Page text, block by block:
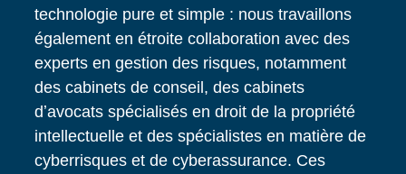
technologie pure et simple : nous travaillons
également en étroite collaboration avec des
experts en gestion des risques, notamment
des cabinets de conseil, des cabinets
dʼavocats spécialisés en droit de la propriété
intellectuelle et des spécialistes en matière de
cyberrisques et de cyberassurance. Ces